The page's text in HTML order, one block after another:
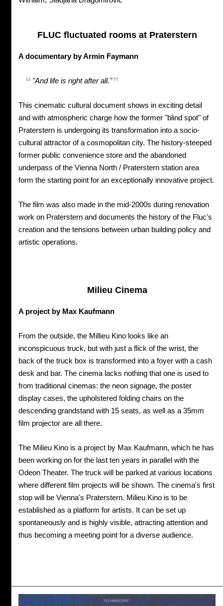
FLUC fluctuated rooms at Praterstern
A documentary by Armin Faymann
"And life is right after all."
This cinematic cultural document shows in exciting detail
and with atmospheric charge how the former "blind spot" of
Praterstern is undergoing its transformation into a socio-
cultural attractor of a cosmopolitan city. The history-steeped
former public convenience store and the abandoned
underpass of the Vienna North / Praterstern station area
form the starting point for an exceptionally innovative project.
The film was also made in the mid-2000s during renovation
work on Praterstern and documents the history of the Fluc's
creation and the tensions between urban building policy and
artistic operations.
Milieu Cinema
A project by Max Kaufmann
From the outside, the Millieu Kino looks like an
inconspicuous truck, but with just a flick of the wrist, the
back of the truck box is transformed into a foyer with a cash
desk and bar. The cinema lacks nothing that one is used to
from traditional cinemas: the neon signage, the poster
display cases, the upholstered folding chairs on the
descending grandstand with 15 seats, as well as a 35mm
film projector are all there.
The Milieu Kino is a project by Max Kaufmann, which he has
been working on for the last ten years in parallel with the
Odeon Theater. The truck will be parked at various locations
where different film projects will be shown. The cinema's first
stop will be Vienna's Praterstern. Milieu Kino is to be
established as a platform for artists. It can be set up
spontaneously and is highly visible, attracting attention and
thus becoming a meeting point for a diverse audience.